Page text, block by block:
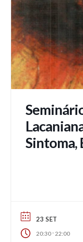
Sintoma,
23 SET
20:30-22:00